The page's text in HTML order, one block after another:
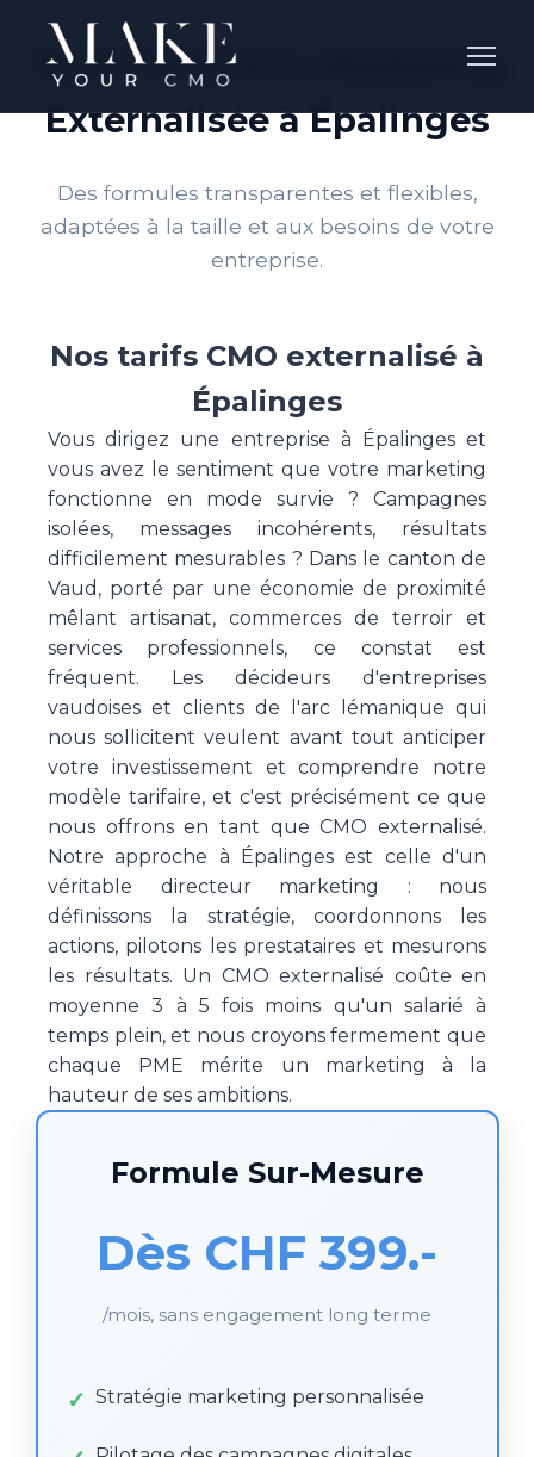
Tarifs Direction Marketing
Externalisée à Épalinges
Des formules transparentes et flexibles,
adaptées à la taille et aux besoins de votre
entreprise.
Nos tarifs CMO externalisé à
Épalinges
Vous dirigez une entreprise à Épalinges et
vous avez le sentiment que votre marketing
fonctionne en mode survie ? Campagnes
isolées, messages incohérents, résultats
difficilement mesurables ? Dans le canton de
Vaud, porté par une économie de proximité
mêlant artisanat, commerces de terroir et
services professionnels, ce constat est
fréquent. Les décideurs d'entreprises
vaudoises et clients de l'arc lémanique qui
nous sollicitent veulent avant tout anticiper
votre investissement et comprendre notre
modèle tarifaire, et c'est précisément ce que
nous offrons en tant que CMO externalisé.
Notre approche à Épalinges est celle d'un
véritable directeur marketing : nous
définissons la stratégie, coordonnons les
actions, pilotons les prestataires et mesurons
les résultats. Un CMO externalisé coûte en
moyenne 3 à 5 fois moins qu'un salarié à
temps plein, et nous croyons fermement que
chaque PME mérite un marketing à la
hauteur de ses ambitions.
Formule Sur-Mesure
Dès CHF 399.-
/mois, sans engagement long terme
Stratégie marketing personnalisée